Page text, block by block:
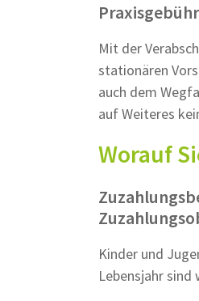
Praxisgebühr
Mit der
stationären
auch dem
auf Weiteres
Worauf
Kinder und
Lebensjahr